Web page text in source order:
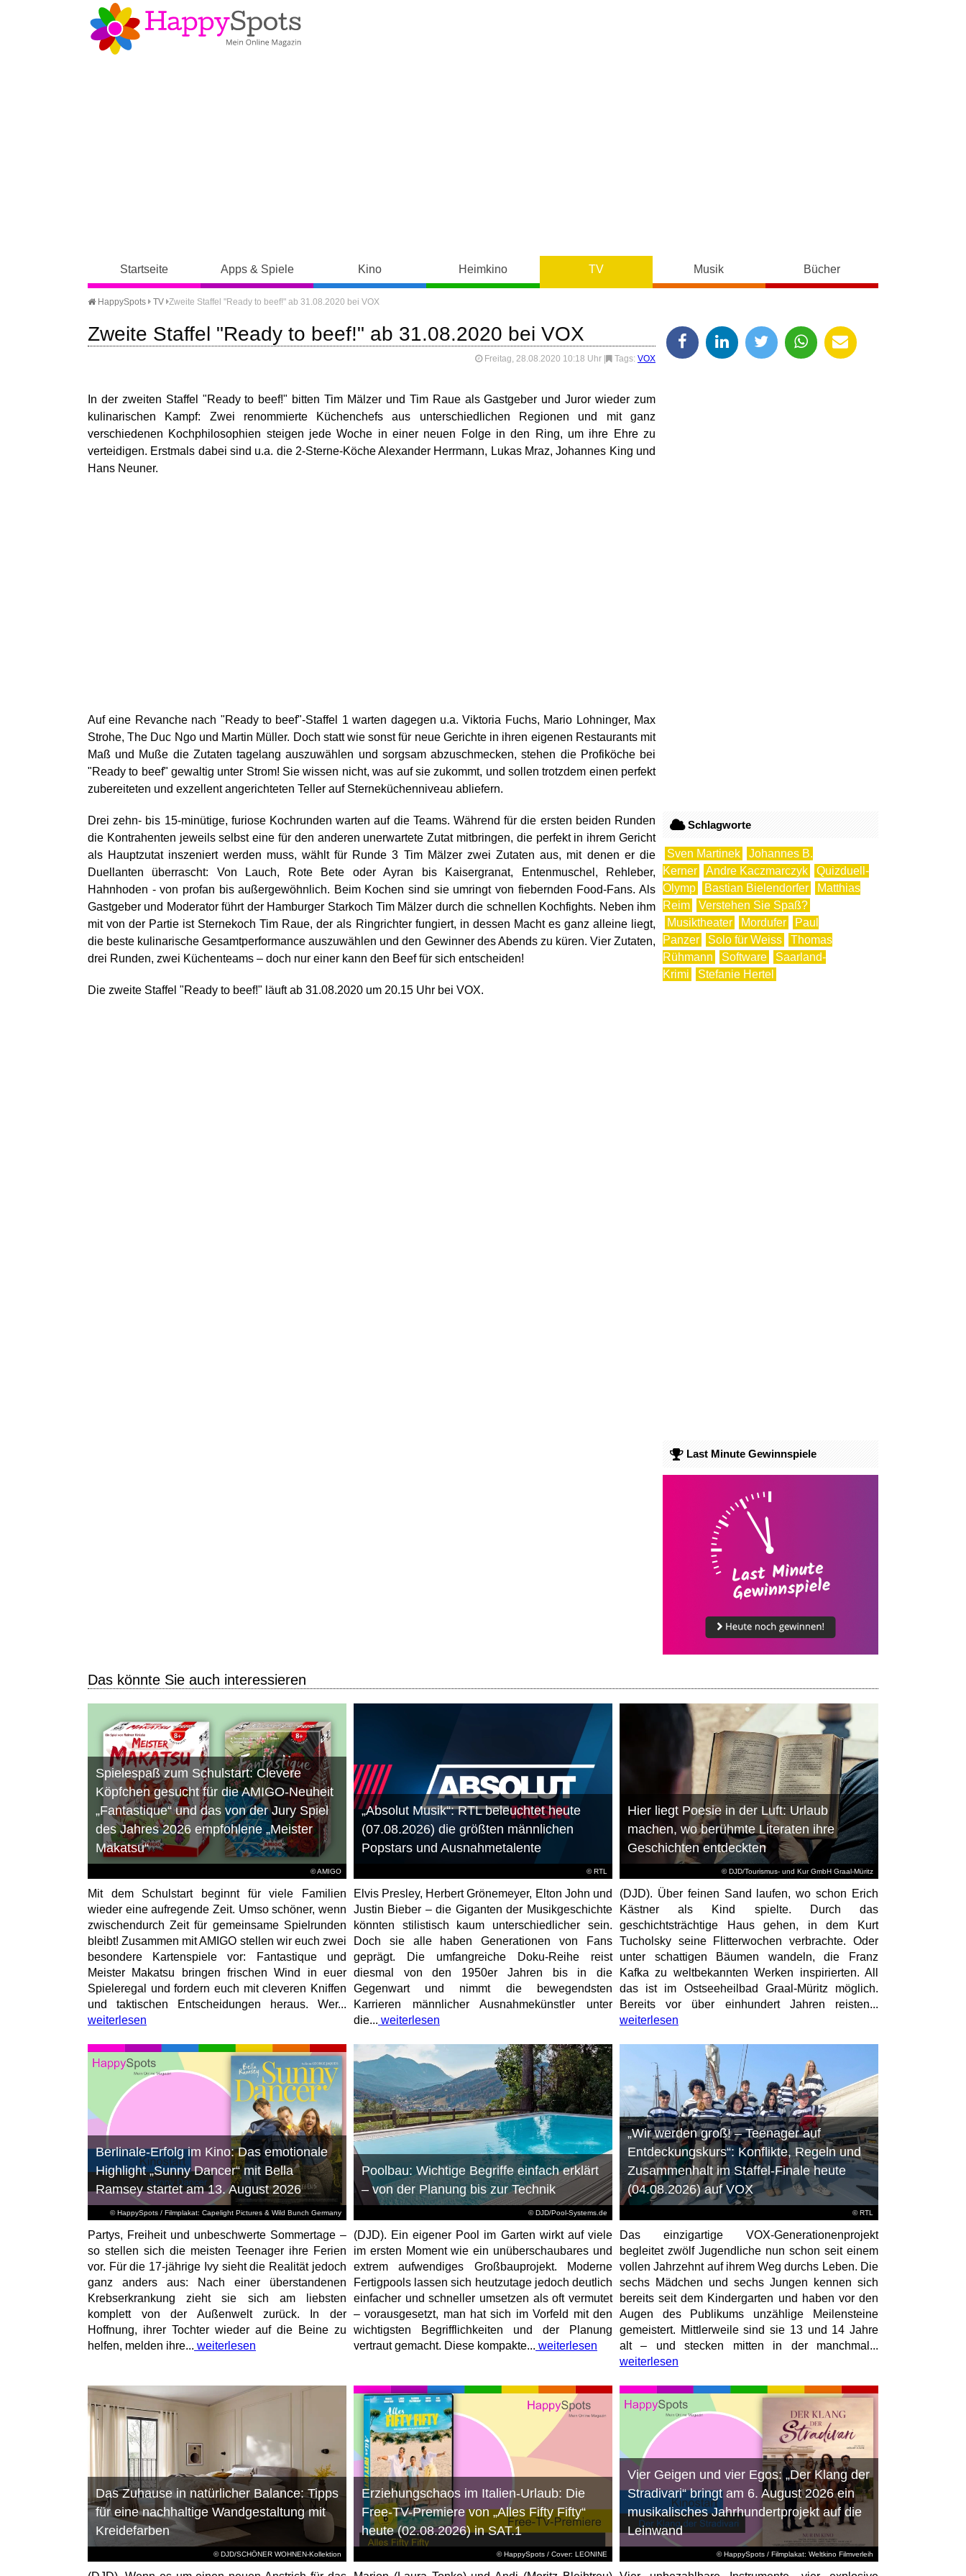
Startseite Apps & Spiele Kino Heimkino TV Musik Bücher
HappySpots TV Zweite Staffel "Ready to beef!" ab 31.08.2020 bei VOX
Zweite Staffel "Ready to beef!" ab 31.08.2020 bei VOX
Freitag, 28.08.2020 10:18 Uhr Tags: VOX
In der zweiten Staffel "Ready to beef!" bitten Tim Mälzer und Tim Raue als Gastgeber und Juror wieder zum
kulinarischen Kampf: Zwei renommierte Küchenchefs aus unterschiedlichen Regionen und mit ganz
verschiedenen Kochphilosophien steigen jede Woche in einer neuen Folge in den Ring, um ihre Ehre zu
verteidigen. Erstmals dabei sind u.a. die 2-Sterne-Köche Alexander Herrmann, Lukas Mraz, Johannes King und
Hans Neuner.
Auf eine Revanche nach "Ready to beef"-Staffel 1 warten dagegen u.a. Viktoria Fuchs, Mario Lohninger, Max
Strohe, The Duc Ngo und Martin Müller. Doch statt wie sonst für neue Gerichte in ihren eigenen Restaurants mit
Maß und Muße die Zutaten tagelang auszuwählen und sorgsam abzuschmecken, stehen die Profiköche bei
"Ready to beef" gewaltig unter Strom! Sie wissen nicht, was auf sie zukommt, und sollen trotzdem einen perfekt
zubereiteten und exzellent angerichteten Teller auf Sterneküchenniveau abliefern.
Drei zehn- bis 15-minütige, furiose Kochrunden warten auf die Teams. Während für die ersten beiden Runden
die Kontrahenten jeweils selbst eine für den anderen unerwartete Zutat mitbringen, die perfekt in ihrem Gericht
als Hauptzutat inszeniert werden muss, wählt für Runde 3 Tim Mälzer zwei Zutaten aus, mit denen er die
Duellanten überrascht: Von Lauch, Rote Bete oder Ayran bis Kaisergranat, Entenmuschel, Rehleber,
Hahnhoden - von profan bis außergewöhnlich. Beim Kochen sind sie umringt von fiebernden Food-Fans. Als
Gastgeber und Moderator führt der Hamburger Starkoch Tim Mälzer durch die schnellen Kochfights. Neben ihm
mit von der Partie ist Sternekoch Tim Raue, der als Ringrichter fungiert, in dessen Macht es ganz alleine liegt,
die beste kulinarische Gesamtperformance auszuwählen und den Gewinner des Abends zu küren. Vier Zutaten,
drei Runden, zwei Küchenteams – doch nur einer kann den Beef für sich entscheiden!
Die zweite Staffel "Ready to beef!" läuft ab 31.08.2020 um 20.15 Uhr bei VOX.
Schlagworte
Sven Martinek
Johannes B.
Kerner
Andre Kaczmarczyk
Quizduell-
Olymp
Bastian Bielendorfer
Matthias
Reim
Verstehen Sie Spaß?
Musiktheater
Mordufer
Paul
Panzer
Solo für Weiss
Thomas
Rühmann
Software
Saarland-
Krimi
Stefanie Hertel
Last Minute Gewinnspiele
Das könnte Sie auch interessieren
© AMIGO
Spielespaß zum Schulstart: Clevere
Köpfchen gesucht für die AMIGO-Neuheit
„Fantastique“ und das von der Jury Spiel
des Jahres 2026 empfohlene „Meister
Makatsu“
Mit dem Schulstart beginnt für viele Familien
wieder eine aufregende Zeit. Umso schöner, wenn
zwischendurch Zeit für gemeinsame Spielrunden
bleibt! Zusammen mit AMIGO stellen wir euch zwei
besondere Kartenspiele vor: Fantastique und
Meister Makatsu bringen frischen Wind in euer
Spieleregal und fordern euch mit cleveren Kniffen
und taktischen Entscheidungen heraus. Wer...
weiterlesen
© RTL
„Absolut Musik“: RTL beleuchtet heute
(07.08.2026) die größten männlichen
Popstars und Ausnahmetalente
Elvis Presley, Herbert Grönemeyer, Elton John und
Justin Bieber – die Giganten der Musikgeschichte
könnten stilistisch kaum unterschiedlicher sein.
Doch sie alle haben Generationen von Fans
geprägt. Die umfangreiche Doku-Reihe reist
diesmal von den 1950er Jahren bis in die
Gegenwart und nimmt die bewegendsten
Karrieren männlicher Ausnahmekünstler unter
die... weiterlesen
© DJD/Tourismus- und Kur GmbH Graal-Müritz
Hier liegt Poesie in der Luft: Urlaub
machen, wo berühmte Literaten ihre
Geschichten entdeckten
(DJD). Über feinen Sand laufen, wo schon Erich
Kästner als Kind spielte. Durch das
geschichtsträchtige Haus gehen, in dem Kurt
Tucholsky seine Flitterwochen verbrachte. Oder
unter schattigen Bäumen wandeln, die Franz
Kafka zu weltbekannten Werken inspirierten. All
das ist im Ostseeheilbad Graal-Müritz möglich.
Bereits vor über einhundert Jahren reisten...
weiterlesen
© HappySpots / Filmplakat: Capelight Pictures & Wild Bunch Germany
Berlinale-Erfolg im Kino: Das emotionale
Highlight „Sunny Dancer“ mit Bella
Ramsey startet am 13. August 2026
Partys, Freiheit und unbeschwerte Sommertage –
so stellen sich die meisten Teenager ihre Ferien
vor. Für die 17-jährige Ivy sieht die Realität jedoch
ganz anders aus: Nach einer überstandenen
Krebserkrankung zieht sie sich am liebsten
komplett von der Außenwelt zurück. In der
Hoffnung, ihrer Tochter wieder auf die Beine zu
helfen, melden ihre... weiterlesen
© DJD/Pool-Systems.de
Poolbau: Wichtige Begriffe einfach erklärt
– von der Planung bis zur Technik
(DJD). Ein eigener Pool im Garten wirkt auf viele
im ersten Moment wie ein unüberschaubares und
extrem aufwendiges Großbauprojekt. Moderne
Fertigpools lassen sich heutzutage jedoch deutlich
einfacher und schneller umsetzen als oft vermutet
– vorausgesetzt, man hat sich im Vorfeld mit den
wichtigsten Begrifflichkeiten und der Planung
vertraut gemacht. Diese kompakte... weiterlesen
© RTL
„Wir werden groß! – Teenager auf
Entdeckungskurs“: Konflikte, Regeln und
Zusammenhalt im Staffel-Finale heute
(04.08.2026) auf VOX
Das einzigartige VOX-Generationenprojekt
begleitet zwölf Jugendliche nun schon seit einem
vollen Jahrzehnt auf ihrem Weg durchs Leben. Die
sechs Mädchen und sechs Jungen kennen sich
bereits seit dem Kindergarten und haben vor den
Augen des Publikums unzählige Meilensteine
gemeistert. Mittlerweile sind sie 13 und 14 Jahre
alt – und stecken mitten in der manchmal...
weiterlesen
© DJD/SCHÖNER WOHNEN-Kollektion
Das Zuhause in natürlicher Balance: Tipps
für eine nachhaltige Wandgestaltung mit
Kreidefarben
© HappySpots / Cover: LEONINE
Erziehungschaos im Italien-Urlaub: Die
Free-TV-Premiere von „Alles Fifty Fifty“
heute (02.08.2026) in SAT.1
© HappySpots / Filmplakat: Weltkino Filmverleih
Vier Geigen und vier Egos: „Der Klang der
Stradivari“ bringt am 6. August 2026 ein
musikalisches Jahrhundertprojekt auf die
Leinwand